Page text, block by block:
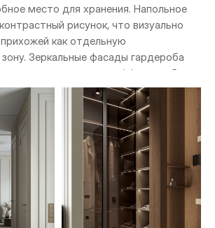
место для хранения. Напольное
рисунок, что визуально
как отдельную
Зеркальные фасады гардероба
и усиливают эффект глубины
минималистичные детали —
и стилистически выдержанную